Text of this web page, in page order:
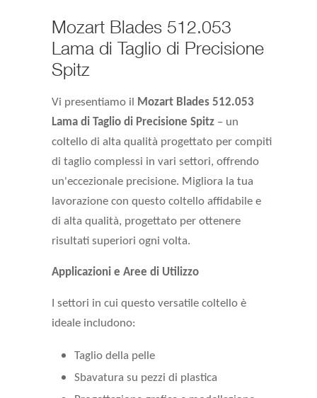
Mozart Blades 512.053
Lama di Taglio di Precisione
Spitz
Vi presentiamo il
Mozart Blades 512.053
Lama di Taglio di Precisione Spitz – un
coltello di alta qualità progettato per compiti
di taglio complessi in vari settori, offrendo
un'eccezionale precisione. Migliora la tua
lavorazione con questo coltello affidabile e
di alta qualità, progettato per ottenere
risultati superiori ogni volta.
Applicazioni e Aree di Utilizzo
I settori in cui questo versatile coltello è
ideale includono:
Taglio della pelle
Sbavatura su pezzi di plastica